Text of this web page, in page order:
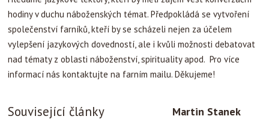
hodiny v duchu náboženských témat. Předpokládá se vytvoření
společenství farníků, kteří by se scházeli nejen za účelem
vylepšení jazykových dovedností, ale i kvůli možnosti debatovat
nad tématy z oblasti náboženství, spirituality apod. Pro více
informací nás kontaktujte na farním mailu. Děkujeme!
Související články Martin Stanek